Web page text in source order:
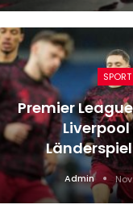
Formel 1: